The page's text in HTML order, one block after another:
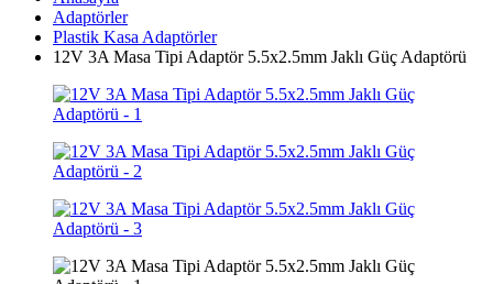
Adaptörler
Plastik Kasa Adaptörler
12V 3A Masa Tipi Adaptör 5.5x2.5mm Jaklı Güç Adaptörü